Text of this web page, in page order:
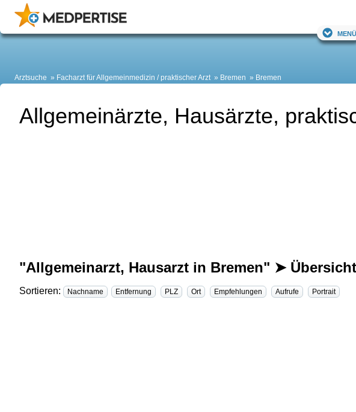
Menü
Arztsuche Facharzt für Allgemeinmedizin / praktischer Arzt Bremen Bremen
Allgemeinärzte, Hausärzte,
"Allgemeinarzt, Hausarzt in Bremen" ➤ Übersicht
Sortieren: Nachname Entfernung PLZ Ort Empfehlungen Aufrufe Portrait